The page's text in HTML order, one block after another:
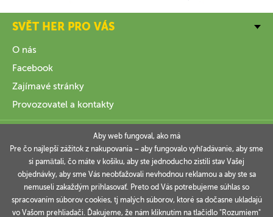
SVĚT HER PRO VÁS
O nás
Facebook
Zajímavé stránky
Provozovatel a kontakty
INFORMACE
VAŠE OBJEDNÁVKY
Aby web fungoval, ako má
Pre čo najlepší zážitok z nakupovania – aby fungovalo vyhľadávanie, aby sme
si pamätali, čo máte v košíku, aby ste jednoducho zistili stav Vašej
objednávky, aby sme Vás neobťažovali nevhodnou reklamou a aby ste sa
nemuseli zakaždým prihlasovať. Preto od Vás potrebujeme súhlas so
spracovaním súborov cookies, tj malých súborov, ktoré sa dočasne ukladajú
vo Vašom prehliadači. Ďakujeme, že nám kliknutím na tlačidlo "Rozumiem"